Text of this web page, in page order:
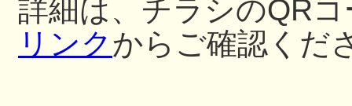
詳細は、チラシのQR
リンクからご確認くだ